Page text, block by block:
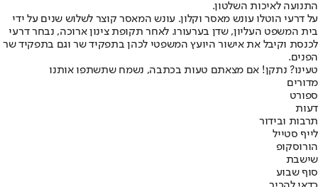
התנועה לאיכות השלטון.
על דרעי הוטלו עונש מאסר וקלון. עונש המאסר קוצר לשלוש שנים על ידי
בית המשפט העליון, שדן בערעורו. לאחר תקופת צינון ארוכה, נבחר דרעי
לכנסת וקיבל את אישור היועץ המשפטי לכהן בתפקיד שר וגם בתפקיד שר
הפנים.
טעינו? נתקן! אם מצאתם טעות בכתבה, נשמח שתשתפו אותנו
מדורים
ספורט
דעות
תרבות ובידור
לייף סטייל
הורוסקופ
שישבת
סוף שבוע